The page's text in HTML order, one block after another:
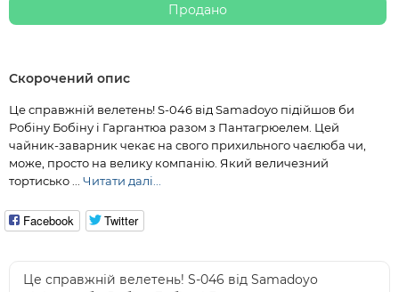
Продано
Скорочений опис
Це справжній велетень! S-046 від Samadoyo підійшов би
Робіну Бобіну і Гаргантюа разом з Пантагрюелем. Цей
чайник-заварник чекає на свого прихильного чаєлюба чи,
може, просто на велику компанію. Який величезний
тортисько ... Читати далі...
Facebook Twitter
Це справжній велетень! S-046 від Samadoyo